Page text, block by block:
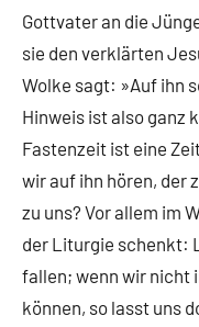
Gottvater an die
sie den verklärten
Wolke sagt: »Auf ihn
Hinweis ist also ganz
Fastenzeit ist eine
wir auf ihn hören, der
zu uns? Vor allem im
der Liturgie schenkt:
fallen; wenn wir nicht
können, so lasst uns